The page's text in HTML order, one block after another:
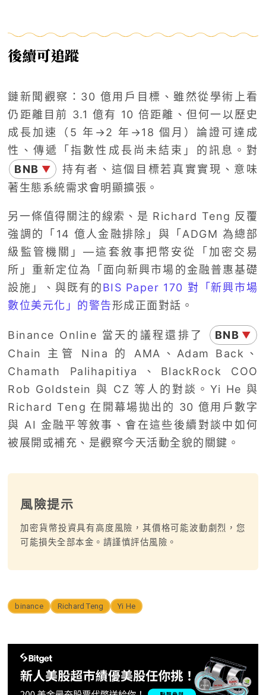
後續可追蹤
鏈新聞觀察：30 億用戶目標、雖然從學術上看
仍距離目前 3.1 億有 10 倍距離、但何一以歷史
成長加速（5 年→2 年→18 個月）論證可達成
性、傳遞「指數性成長尚未結束」的訊息。對
BNB ▼
持有者、這個目標若真實實現、意味
著生態系統需求會明顯擴張。
另一條值得關注的線索、是 Richard Teng 反覆
強調的「14 億人金融排除」與「ADGM 為總部
級監管機關」—這套敘事把幣安從「加密交易
所」重新定位為「面向新興市場的金融普惠基礎
設施」、與既有的BIS Paper 170 對「新興市場
數位美元化」的警告形成正面對話。
Binance Online 當天的議程還排了 BNB ▼
Chain 主管 Nina 的 AMA、Adam Back、
Chamath Palihapitiya、BlackRock COO
Rob Goldstein 與 CZ 等人的對談。Yi He 與
Richard Teng 在開幕場拋出的 30 億用戶數字
與 AI 金融平等敘事、會在這些後續對談中如何
被展開或補充、是觀察今天活動全貌的關鍵。
風險提示
加密貨幣投資具有高度風險，其價格可能波動劇烈，您
可能損失全部本金。請謹慎評估風險。
binance Richard Teng Yi He